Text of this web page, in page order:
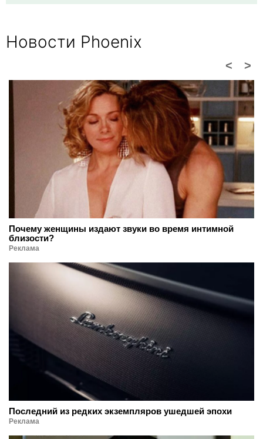
Новости Phoenix
>
<
Почему женщины издают звуки во время интимной
близости?
Реклама
Последний из редких экземпляров ушедшей эпохи
Реклама